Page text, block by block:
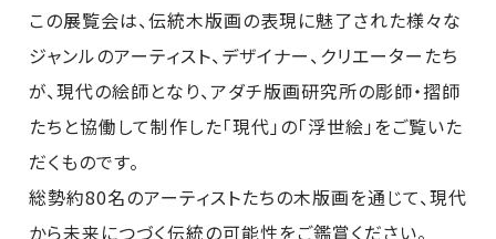
この展覧会は、伝統木版画の表現に魅了された様々な
ジャンルのアーティスト、デザイナー、クリエーターたち
が、現代の絵師となり、アダチ版画研究所の彫師・摺師
たちと協働して制作した「現代」の「浮世絵」をご覧いた
だくものです。
総勢約80名のアーティストたちの木版画を通じて、現代
から未来につづく伝統の可能性をご鑑賞ください。